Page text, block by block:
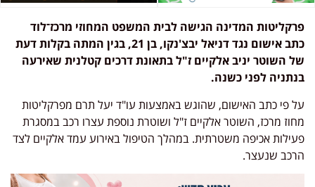
פרקליטות המדינה הגישה לבית המשפט המחוזי מרכז־לוד
כתב אישום נגד דניאל יבצ'נקו, בן 21, בגין המתה בקלות דעת
של השוטר יניב אלקיים ז"ל בתאונת דרכים קטלנית שאירעה
בנתניה לפני כשנה.
על פי כתב האישום, שהוגש באמצעות עו"ד יעל תרם מפרקליטות
מחוז מרכז, השוטר אלקיים ז"ל ושוטרת נוספת עצרו רכב במסגרת
פעילות אכיפה משטרתית. במהלך הטיפול באירוע עמד אלקיים לצד
הרכב שנעצר.